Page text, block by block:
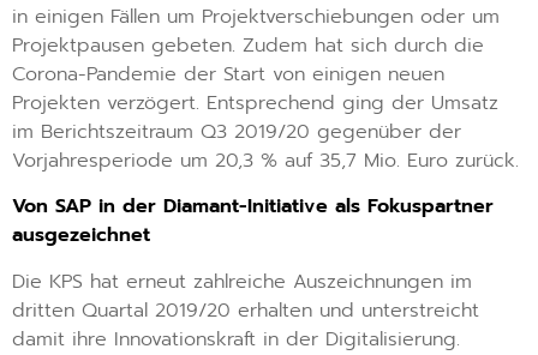
in einigen Fällen um Projektverschiebungen oder um
Projektpausen gebeten. Zudem hat sich durch die
Corona-Pandemie der Start von einigen neuen
Projekten verzögert. Entsprechend ging der Umsatz
im Berichtszeitraum Q3 2019/20 gegenüber der
Vorjahresperiode um 20,3 % auf 35,7 Mio. Euro zurück.
Von SAP in der Diamant-Initiative als Fokuspartner
ausgezeichnet
Die KPS hat erneut zahlreiche Auszeichnungen im
dritten Quartal 2019/20 erhalten und unterstreicht
damit ihre Innovationskraft in der Digitalisierung.